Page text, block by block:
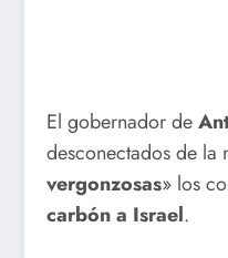
El gobernador de
desconectados de la
vergonzosas» los
carbón a Israel.